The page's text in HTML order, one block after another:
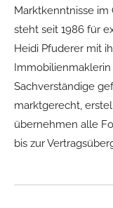
Marktkenntnisse im
steht seit 1986 für
Heidi Pfuderer mit
Immobilienmaklerin
Sachverständige
marktgerecht,
übernehmen alle
bis zur